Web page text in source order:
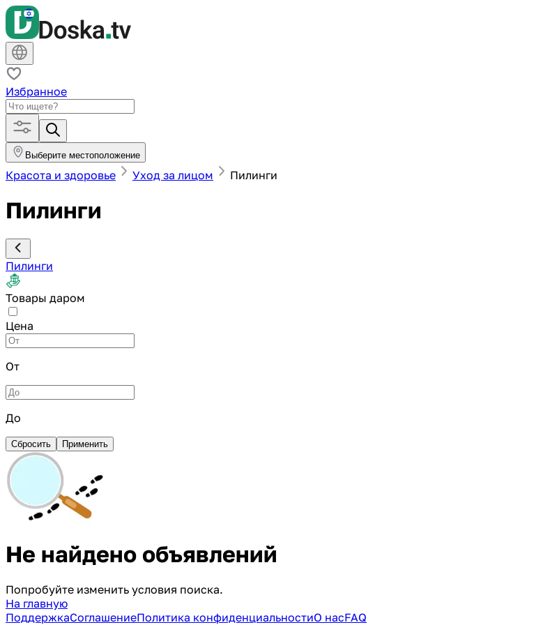
Избранное
Выберите местоположение
Красота и здоровье Уход за лицом Пилинги
Пилинги
Пилинги
Товары даром
Цена
От
До
Сбросить Применить
Не найдено объявлений
Попробуйте изменить условия поиска.
На главную
ПоддержкаСоглашениеПолитика конфиденциальностиО насFAQ